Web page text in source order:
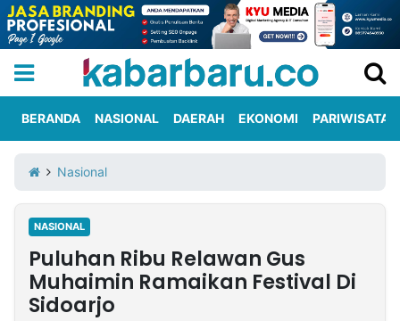
Iklan
Berita
Kami
Nasional
International
Olahraga
Entertainment
Daerah
Pariwisata
Kuliner
Kolom
BERANDA NASIONAL DAERAH EKONOMI PARIWISATA
Nasional
NASIONAL
Puluhan Ribu Relawan Gus
Muhaimin Ramaikan Festival Di
Sidoarjo